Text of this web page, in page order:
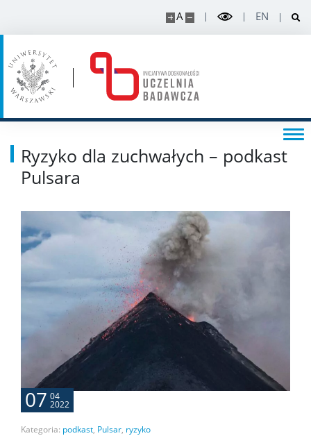
A EN
Ryzyko dla zuchwałych – podkast
Pulsara
07 04
2022
Kategoria: podkast, Pulsar, ryzyko